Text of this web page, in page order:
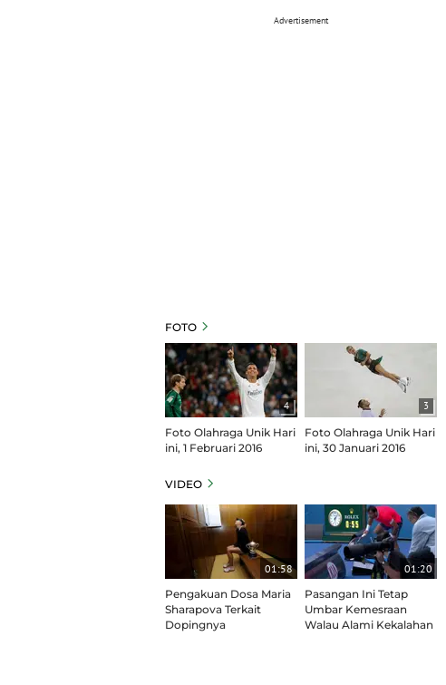
Advertisement
FOTO
4
Foto Olahraga Unik Hari
ini, 1 Februari 2016
3
Foto Olahraga Unik Hari
ini, 30 Januari 2016
VIDEO
01:58
Pengakuan Dosa Maria
Sharapova Terkait
Dopingnya
01:20
Pasangan Ini Tetap
Umbar Kemesraan
Walau Alami Kekalahan